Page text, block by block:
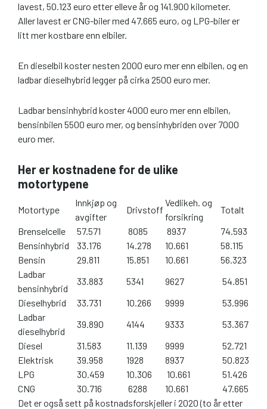
lavest, 50.123 euro etter elleve år og 141.900 kilometer.
Aller lavest er CNG-biler med 47.665 euro, og LPG-biler er
litt mer kostbare enn elbiler.
En dieselbil koster nesten 2000 euro mer enn elbilen, og en
ladbar dieselhybrid legger på cirka 2500 euro mer.
Ladbar bensinhybrid koster 4000 euro mer enn elbilen,
bensinbilen 5500 euro mer, og bensinhybriden over 7000
euro mer.
Her er kostnadene for de ulike
motortypene
Motortype
Innkjøp og
avgifter
Drivstoff
Vedlikeh. og
forsikring
Totalt
Brenselcelle
57.571 8085 8937
74.593
Bensinhybrid
33.176 14.278 10.661
58.115
Bensin
29.811 15.851 10.661
56.323
Ladbar
bensinhybrid
33.883 5341 9627
54.851
Dieselhybrid
33.731 10.266 9999
53.996
Ladbar
dieselhybrid
39.890 4144 9333
53.367
Diesel
31.583 11.139 9999
52.721
Elektrisk
39.958 1928 8937
50.823
LPG
30.459 10.306 10.661
51.426
CNG
30.716 6288 10.661
47.665
Det er også sett på kostnadsforskjeller i 2020 (to år etter